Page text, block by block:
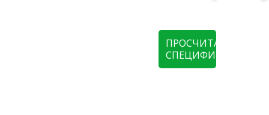
ПРОСЧИТАТЬ
СПЕЦИФИКАЦИЮ